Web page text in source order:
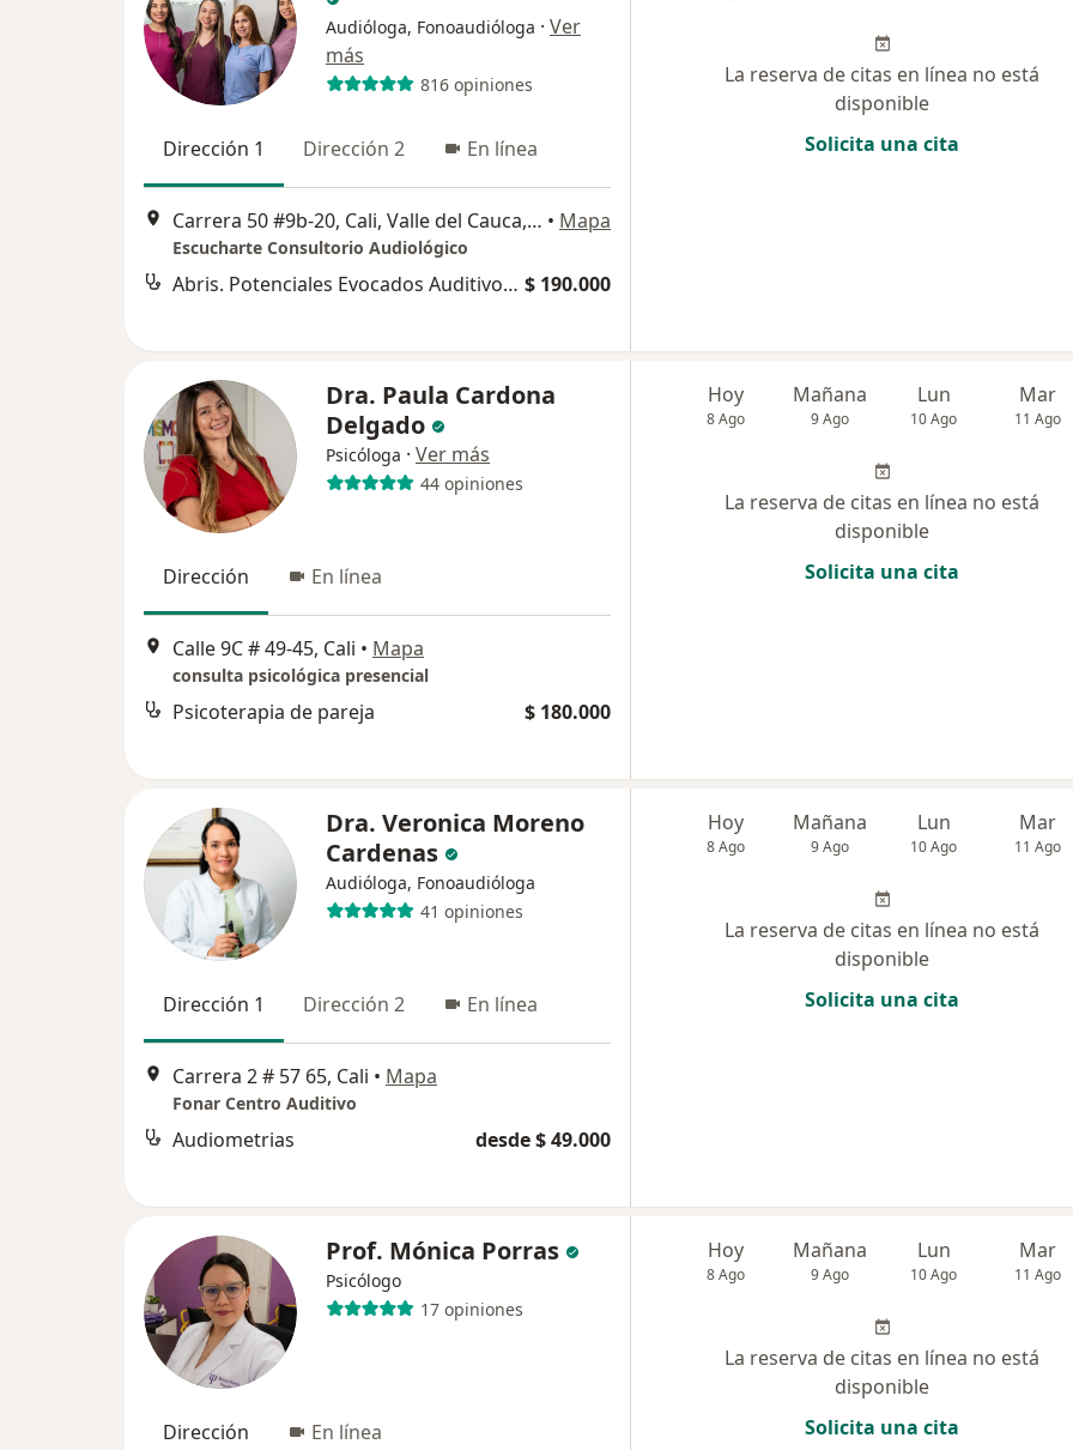
Audióloga, Fonoaudióloga · Ver
más
816 opiniones
Dirección 1 Dirección 2 En línea
Carrera 50 #9b-20, Cali, Valle del Cauca, Colombia, Cali • Mapa
Escucharte Consultorio Audiológico
Abris. Potenciales Evocados Auditivos de Tamizaje $ 190.000
La reserva de citas en línea no está
disponible
Solicita una cita
Dra. Paula Cardona
Delgado
Psicóloga · Ver más
44 opiniones
Dirección En línea
Calle 9C # 49-45, Cali • Mapa
consulta psicológica presencial
Psicoterapia de pareja $ 180.000
Hoy
8 Ago
Mañana
9 Ago
Lun
10 Ago
Mar
11 Ago
La reserva de citas en línea no está
disponible
Solicita una cita
Dra. Veronica Moreno
Cardenas
Audióloga, Fonoaudióloga
41 opiniones
Dirección 1 Dirección 2 En línea
Carrera 2 # 57 65, Cali • Mapa
Fonar Centro Auditivo
Audiometrias desde $ 49.000
Hoy
8 Ago
Mañana
9 Ago
Lun
10 Ago
Mar
11 Ago
La reserva de citas en línea no está
disponible
Solicita una cita
Prof. Mónica Porras
Psicólogo
17 opiniones
Dirección En línea
Hoy
8 Ago
Mañana
9 Ago
Lun
10 Ago
Mar
11 Ago
La reserva de citas en línea no está
disponible
Solicita una cita